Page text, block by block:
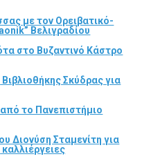
με τον Ορειβατικό-
Βελιγραδίου
στο Βυζαντινό Κάστρο
Σκύδρας για
το Πανεπιστήμιο
Διονύση Σταμενίτη για